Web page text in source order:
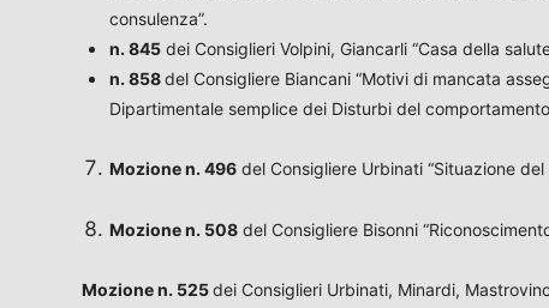
consulenza”.
n. 845 dei Consiglieri Volpini, Giancarli “Casa della
n. 858del Consigliere Biancani “Motivi di mancata
Dipartimentale semplice dei Disturbi del
Mozionen. 496 del Consigliere Urbinati “Situazione
Mozione n. 508 del Consigliere Bisonni
Mozione n. 525dei Consiglieri Urbinati, Minardi,